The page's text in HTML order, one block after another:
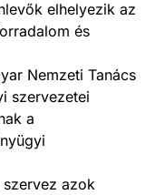
elhelyezik az
és
Nemzeti Tanács
szervezetei
a
szervez azok